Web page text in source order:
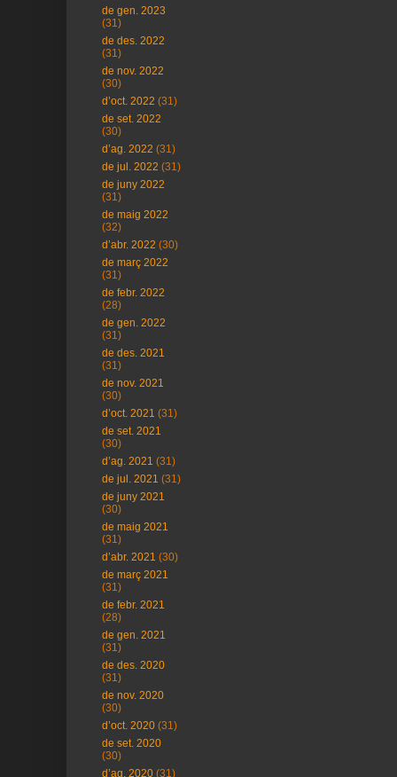
de gen. 2023
(31)
de des. 2022
(31)
de nov. 2022
(30)
d’oct. 2022 (31)
de set. 2022
(30)
d’ag. 2022 (31)
de jul. 2022 (31)
de juny 2022
(31)
de maig 2022
(32)
d’abr. 2022 (30)
de març 2022
(31)
de febr. 2022
(28)
de gen. 2022
(31)
de des. 2021
(31)
de nov. 2021
(30)
d’oct. 2021 (31)
de set. 2021
(30)
d’ag. 2021 (31)
de jul. 2021 (31)
de juny 2021
(30)
de maig 2021
(31)
d’abr. 2021 (30)
de març 2021
(31)
de febr. 2021
(28)
de gen. 2021
(31)
de des. 2020
(31)
de nov. 2020
(30)
d’oct. 2020 (31)
de set. 2020
(30)
d’ag. 2020 (31)